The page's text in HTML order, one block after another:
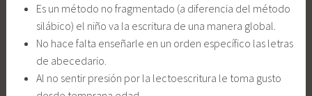
Es un método no fragmentado (a diferencia del método
silábico) el niño va la escritura de una manera global.
No hace falta enseñarle en un orden específico las letras
de abecedario.
Al no sentir presión por la lectoescritura le toma gusto